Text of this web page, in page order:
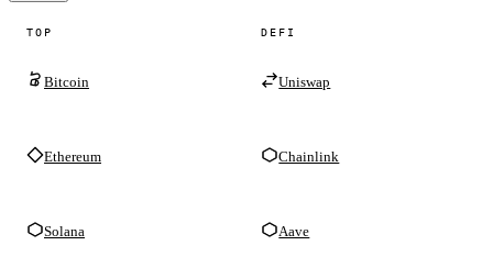
TOP
Bitcoin
Ethereum
Solana
DEFI
Uniswap
Chainlink
Aave